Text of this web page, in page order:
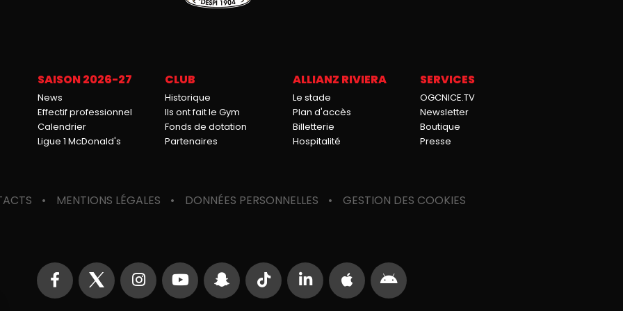
SAISON 2026-27
News
Effectif professionnel
Calendrier
Ligue 1 McDonald's
CLUB
Historique
Ils ont fait le Gym
Fonds de dotation
Partenaires
ALLIANZ RIVIERA
Le stade
Plan d'accès
Billetterie
Hospitalité
SERVICES
OGCNICE.TV
Newsletter
Boutique
Presse
MENTIONS LÉGALES DONNÉES PERSONNELLES GESTION DES COOKIES